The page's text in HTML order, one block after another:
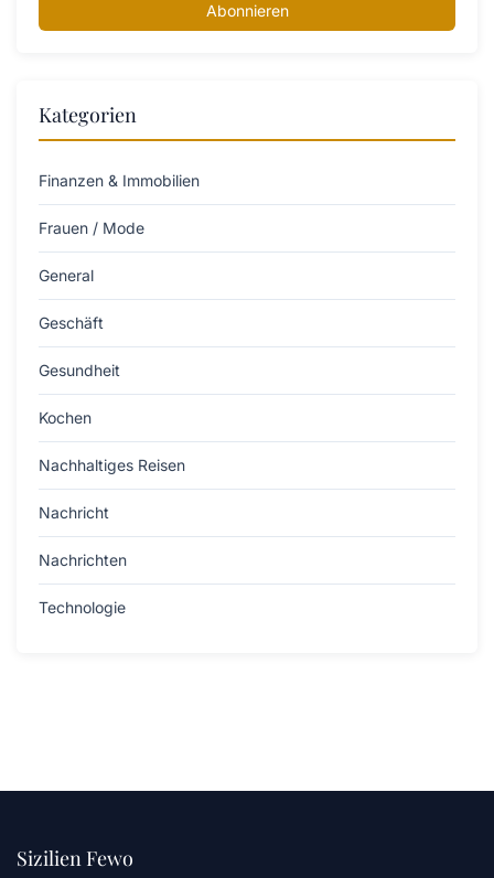
Abonnieren
Kategorien
Finanzen & Immobilien
Frauen / Mode
General
Geschäft
Gesundheit
Kochen
Nachhaltiges Reisen
Nachricht
Nachrichten
Technologie
Sizilien Fewo